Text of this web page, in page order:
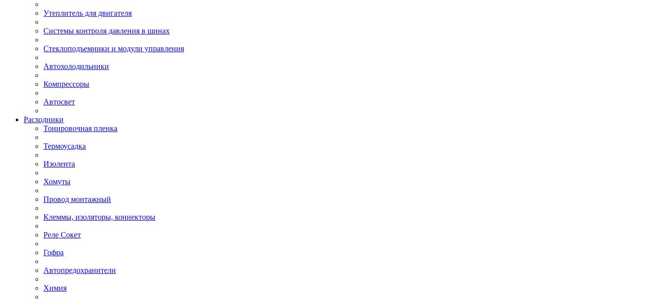
Утеплитель для двигателя
Системы контроля давления в шинах
Стеклоподъемники и модули управления
Автохолодильники
Компрессоры
Автосвет
Расходники
Тонировочная пленка
Термоусадка
Изолента
Хомуты
Провод монтажный
Клеммы, изоляторы, коннекторы
Реле Сокет
Гофра
Автопредохранители
Химия